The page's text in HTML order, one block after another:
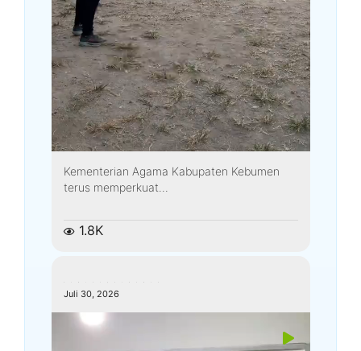
Kementerian Agama Kabupaten Kebumen
terus memperkuat...
1.8K
Juli 30, 2026